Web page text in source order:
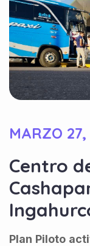
MARZO
Centro
Plan Piloto